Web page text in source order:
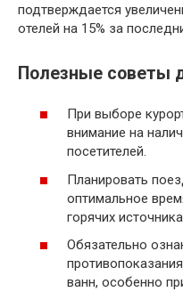
подтверждается
отелей на 15% за
Полезные советы
При выборе
внимание на
посетителей.
Планировать
оптимальное
горячих
Обязательно
ванн, особенно